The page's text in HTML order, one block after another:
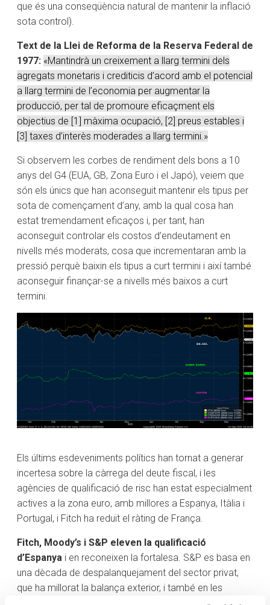
que és una conseqüència natural de mantenir la inflació
sota control).
Text de la Llei de Reforma de la Reserva Federal de
1977: «Mantindrà un creixement a llarg termini dels
agregats monetaris i crediticis d’acord amb el potencial
a llarg termini de l’economia per augmentar la
producció, per tal de promoure eficaçment els
objectius de [1] màxima ocupació, [2] preus estables i
[3] taxes d’interès moderades a llarg termini.»
Si observem les corbes de rendiment dels bons a 10
anys del G4 (EUA, GB, Zona Euro i el Japó), veiem que
són els únics que han aconseguit mantenir els tipus per
sota de començament d’any, amb la qual cosa han
estat tremendament eficaços i, per tant, han
aconseguit controlar els costos d’endeutament en
nivells més moderats, cosa que incrementaran amb la
pressió perquè baixin els tipus a curt termini i així també
aconseguir finançar-se a nivells més baixos a curt
termini.
Els últims esdeveniments polítics han tornat a generar
incertesa sobre la càrrega del deute fiscal, i les
agències de qualificació de risc han estat especialment
actives a la zona euro, amb millores a Espanya, Itàlia i
Portugal, i Fitch ha reduït el ràting de França.
Fitch, Moody’s i S&P eleven la qualificació
d’Espanya i en reconeixen la fortalesa. S&P es basa en
una dècada de despalanquejament del sector privat,
que ha millorat la balança exterior, i també en les